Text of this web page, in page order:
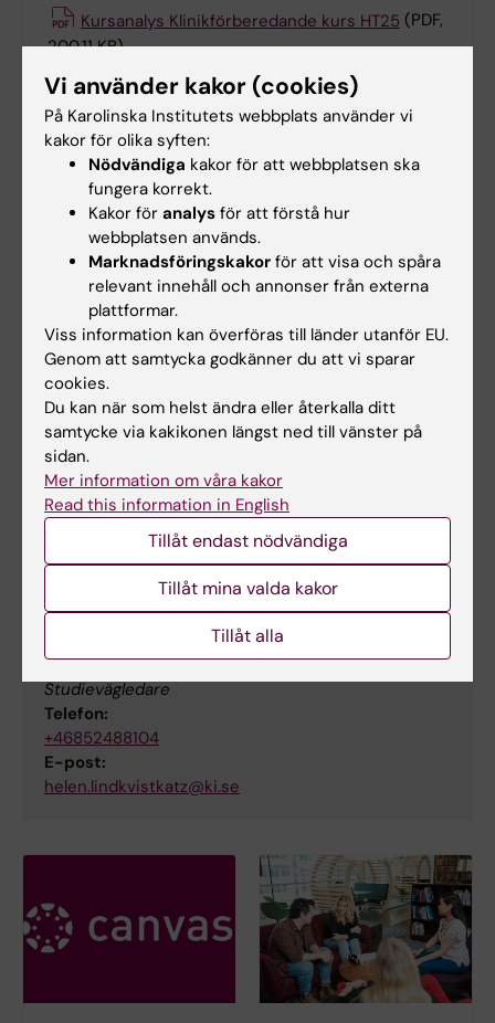
Kursanalys Klinikförberedande kurs HT25 (PDF,
200.11 KB)
Kontaktuppgifter
Anastasios Grigoriadis
Kursansvarig/examinator
Telefon:
+46852488056
E-post:
anastasios.grigoriadis@ki.se
Suzanne Katarina Almborg
Utbildningsadministratör
Telefon:
+46852488291
suzanne.almborg@ki.se
Helen Lindkvist-Katz
Studievägledare
Telefon:
+46852488104
E-post:
helen.lindkvistkatz@ki.se
Vi använder kakor (cookies)
På Karolinska Institutets webbplats använder vi
kakor för olika syften:
Nödvändiga kakor för att webbplatsen ska
fungera korrekt.
Kakor för analys för att förstå hur
webbplatsen används.
Marknadsföringskakor för att visa och spåra
relevant innehåll och annonser från externa
plattformar.
Viss information kan överföras till länder utanför EU.
Genom att samtycka godkänner du att vi sparar
cookies.
Du kan när som helst ändra eller återkalla ditt
samtycke via kakikonen längst ned till vänster på
sidan.
Mer information om våra kakor
Read this information in English
Tillåt endast nödvändiga
Tillåt mina valda kakor
Tillåt alla